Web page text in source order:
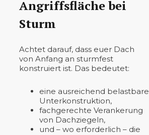
Angriffsfläche bei
Sturm
Achtet darauf, dass euer Dach
von Anfang an sturmfest
konstruiert ist. Das bedeutet:
eine ausreichend belastbare
Unterkonstruktion,
fachgerechte Verankerung
von Dachziegeln,
und – wo erforderlich – die